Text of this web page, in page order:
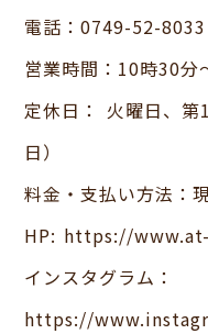
電話：0749-52-8033
営業時間：10時30分
定休日： 火曜日、第
日）
料金・支払い方法：
HP: https://
インスタグラム：
https://